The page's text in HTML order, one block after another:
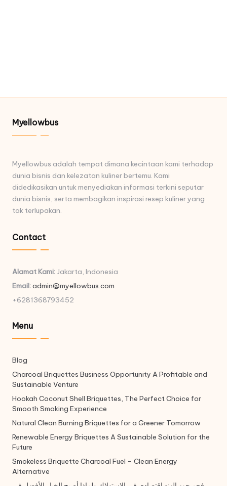
Myellowbus
Myellowbus adalah tempat dimana kecintaan kami terhadap
dunia bisnis dan kelezatan kuliner bertemu. Kami
didedikasikan untuk menyediakan informasi terkini seputar
dunia bisnis, serta membagikan inspirasi resep kuliner yang
tak terlupakan.
Contact
Alamat Kami:Jakarta, Indonesia
Email:admin@myellowbus.com
+6281368793452
Menu
Blog
Charcoal Briquettes Business Opportunity A Profitable and
Sustainable Venture
Hookah Coconut Shell Briquettes, The Perfect Choice for
Smooth Smoking Experience
Natural Clean Burning Briquettes for a Greener Tomorrow
Renewable Energy Briquettes A Sustainable Solution for the
Future
Smokeless Briquette Charcoal Fuel – Clean Energy
Alternative